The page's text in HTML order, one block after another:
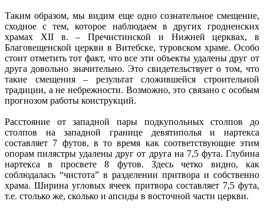
Таким образом, мы видим еще одно сознательное смещение,
сходное с тем, которое наблюдаем в других гродненских
храмах XII в. – Пречистинской и Нижней церквах, в
Благовещенской церкви в Витебске, туровском храме. Особо
стоит отметить тот факт, что все эти объекты удалены друг от
друга довольно значительно. Это свидетельст­вует о том, что
такие смещения – результат сложившейся строительной
традиции, а не небрежности. Возможно, это связано с особым
прогнозом работы конструкций.
Расстояние от западной пары подкупольных столпов до
столпов на западной границе девятиполья и нартекса
составляет 7 футов, в то время как соответствующие этим
опорам пилястры удалены друг от друга на 7,5 фута. Глубина
нартекса в просвете 8 футов. Здесь четко видно, как
соблюдалась “чистота” в разделении притвора и собственно
храма. Ширина угловых ячеек притвора составляет 7,5 фута,
т.е. столько же, сколько и апсиды в восточной части церкви.